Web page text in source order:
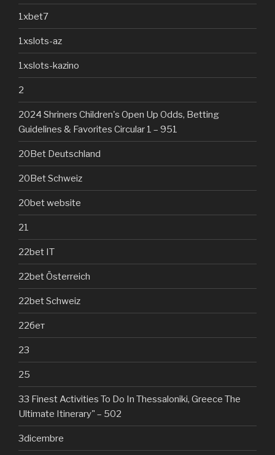
1xbet7
1xslots-az
1xslots-kazino
2
2024 Shriners Children's Open Up Odds, Betting
Guidelines & Favorites Circular 1 – 951
20Bet Deutschland
20Bet Schweiz
20bet website
21
22bet IT
22bet Österreich
22bet Schweiz
22бет
23
25
33 Finest Activities To Do In Thessaloniki, Greece The
Ultimate Itinerary" – 502
3dicembre